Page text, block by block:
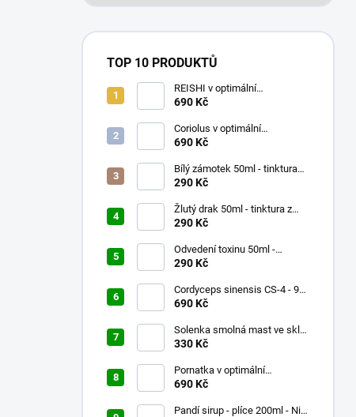
TOP 10 PRODUKTŮ
REISHI v optimální
koncentraci 90 x 500mg
690 Kč
Coriolus v optimální
koncentraci 90 x 500mg
690 Kč
Bílý zámotek 50ml - tinktura
047 - Pu Ji Xiao Du Yin
290 Kč
Žlutý drak 50ml - tinktura z
čínských bylinek
290 Kč
Odvedení toxinu 50ml -
tinktura 017 - Lian Qiao San
290 Kč
Cordyceps sinensis CS-4 - 90x
500mg
690 Kč
Solenka smolná mast ve skle
60ml
330 Kč
Pornatka v optimální
koncentraci 90x500mg
690 Kč
Pandí sirup - plíce 200ml - Nin